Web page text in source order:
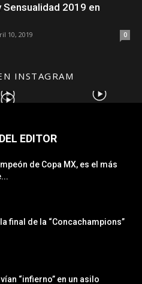
Sensualidad 2019 en
10, 2019 0
INSTAGRAM
EDITOR
de Copa MX, es el más
final de la “Concachampions”
“infierno” en un asilo